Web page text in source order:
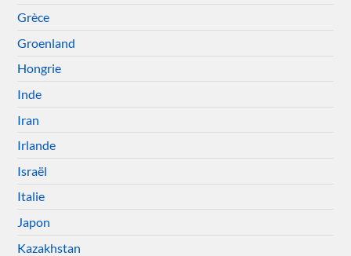
Grèce
Groenland
Hongrie
Inde
Iran
Irlande
Israël
Italie
Japon
Kazakhstan